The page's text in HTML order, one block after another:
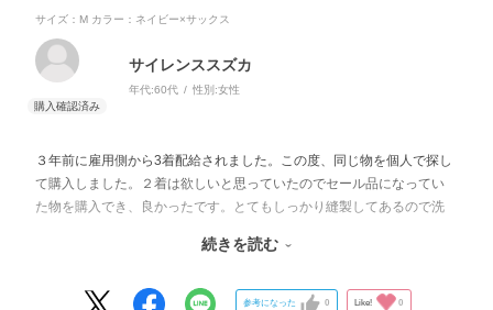
サイズ：M カラー：ネイビー×サックス
サイレンススズカ
年代:60代 性別:女性
３年前に雇用側から3着配給されました。この度、同じ物を個人で探し
て購入しました。２着は欲しいと思っていたのでセール品になってい
た物を購入でき、良かったです。とてもしっかり縫製してあるので洗
ポケットもあり便利です。ペン類やピッチ等色々入ります。
続きを読む
参考になった 0 Like! 0